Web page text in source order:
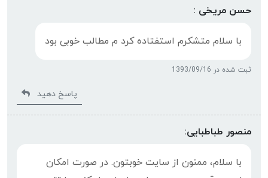
حسن مریخی :
با سلام متشکرم استفتاده کرد م مطالب خوبی بود
ثبت شده در 1393/09/16
پاسخ دهید
منصور طباطبایی:
با سلام، ممنون از سایت خوبتون. در صورت امکان